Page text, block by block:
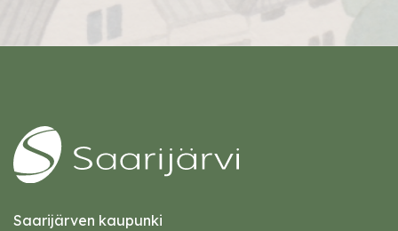
Saarijärven kaupunki